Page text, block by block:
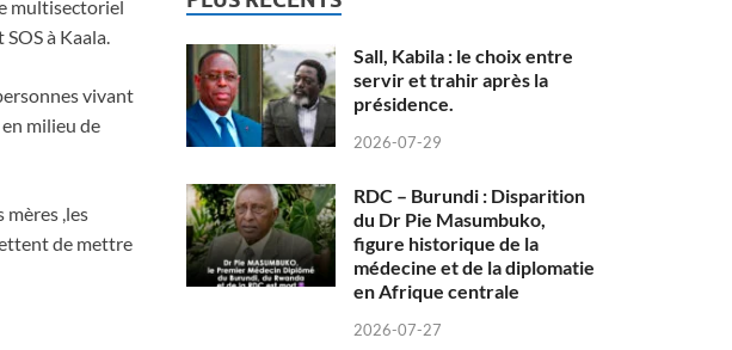
multisectoriel
à Kaala.
vivant
milieu de
mères ,les
de mettre
Sall, Kabila : le choix entre
servir et trahir après la
présidence.
2026-07-29
RDC – Burundi : Disparition
du Dr Pie Masumbuko,
figure historique de la
médecine et de la diplomatie
en Afrique centrale
2026-07-27